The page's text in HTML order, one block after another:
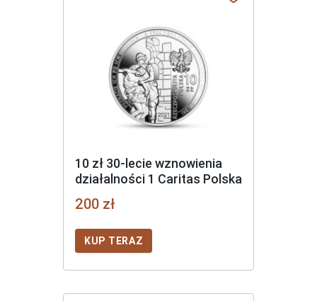
10 zł 30-lecie wznowienia
działalności 1 Caritas Polska
200 zł
KUP TERAZ